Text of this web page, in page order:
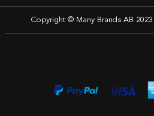
Copyright © Many Brands AB